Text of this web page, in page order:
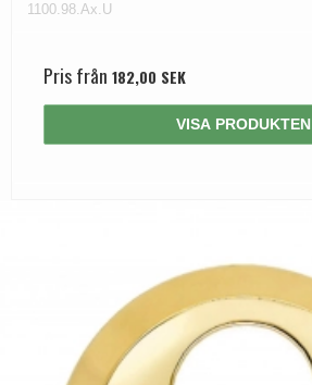
1100.98.Ax.U
Pris från 182,00 SEK
VISA PRODUKTEN